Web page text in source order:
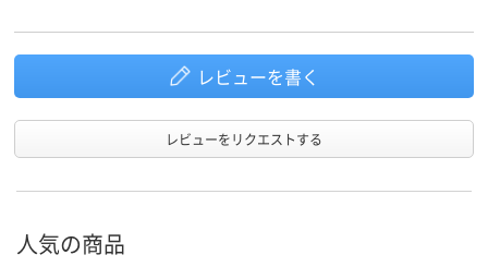
レビューを書く
レビューをリクエストする
人気の商品